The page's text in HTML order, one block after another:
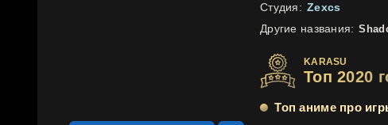
Студия: Zexcs
Другие названия:
KARASU
Топ 2020
Топ аниме про